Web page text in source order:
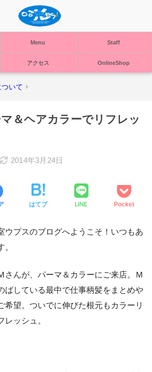
Menu Staff
アクセス OnlineShop
いて
＆ヘアカラーでリフレッ
2014年3月24日
はてブ LINE Pocket
ウプスのブログへようこそ！いつもあ
さんが、パーマ＆カラーにご来店。Ｍ
ばしている最中で仕事柄髪をまとめや
希望。ついでに伸びた根元もカラーリ
レッシュ。